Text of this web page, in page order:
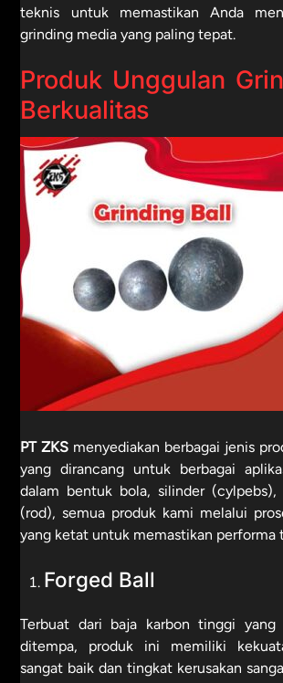
teknis untuk memastikan Anda
grinding media yang paling tepat.
Produk Unggulan
Berkualitas
PT ZKS menyediakan berbagai jenis
yang dirancang untuk berbagai
dalam bentuk bola, silinder (cylpebs),
(rod), semua produk kami melalui
yang ketat untuk memastikan performa
Forged Ball
Terbuat dari baja karbon tinggi yang
ditempa, produk ini memiliki
sangat baik dan tingkat kerusakan